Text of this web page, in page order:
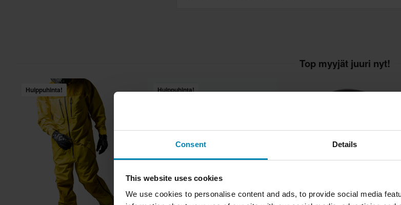
Consent Details
This website uses cookies
We use cookies to personalise content and ads, to provide social media
Top myyjät juuri nyt!
Huippuhinta! Huippuhinta!